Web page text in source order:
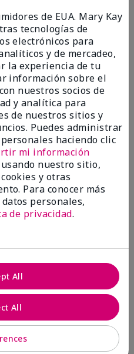
Chromafusion®
to - it goes on very
softened. I think I will
now.
a un amigo
útil esta
de EUA. Mary Kay
tecnologías de
electrónicos para
y de mercadeo,
la experiencia de tu
información sobre el
nuestros socios de
y analítica para
de nuestros sitios y
Puedes administrar
haciendo clic
mi información
nuestro sitio,
y otras
Para conocer más
personales,
de privacidad.
All
All